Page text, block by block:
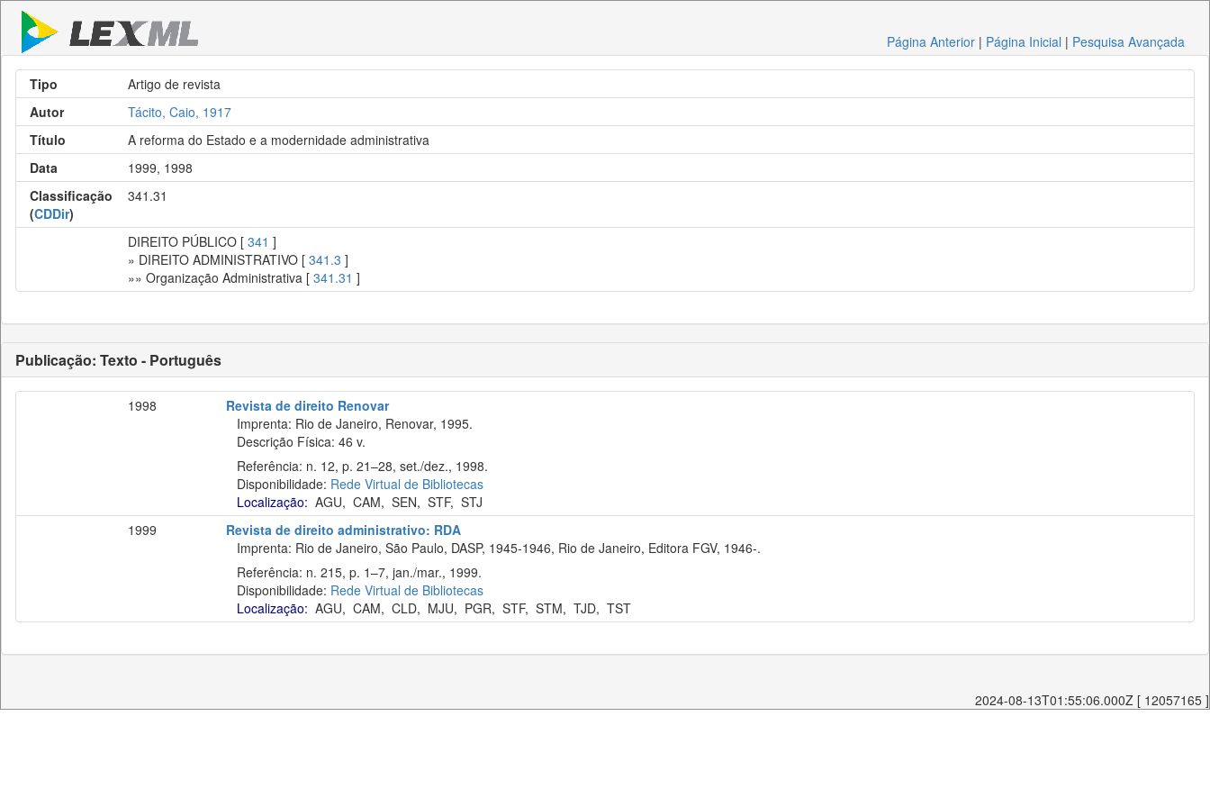
Página Anterior | Página Inicial | Pesquisa Avançada
Tipo
Artigo de revista
Autor
Tácito, Caio, 1917
Título
A reforma do Estado e a modernidade administrativa
Data
1999, 1998
Classificação
(CDDir)
341.31
DIREITO PÚBLICO [ 341 ]
» DIREITO ADMINISTRATIVO [ 341.3 ]
»» Organização Administrativa [ 341.31 ]
Publicação: Texto - Português
1998
Revista de direito Renovar
Imprenta: Rio de Janeiro, Renovar, 1995.
Descrição Física: 46 v.
Referência: n. 12, p. 21–28, set./dez., 1998.
Disponibilidade: Rede Virtual de Bibliotecas
Localização: AGU, CAM, SEN, STF, STJ
1999
Revista de direito administrativo: RDA
Imprenta: Rio de Janeiro, São Paulo, DASP, 1945-1946, Rio de Janeiro, Editora FGV, 1946-.
Referência: n. 215, p. 1–7, jan./mar., 1999.
Disponibilidade: Rede Virtual de Bibliotecas
Localização: AGU, CAM, CLD, MJU, PGR, STF, STM, TJD, TST
2024-08-13T01:55:06.000Z [ 12057165 ]